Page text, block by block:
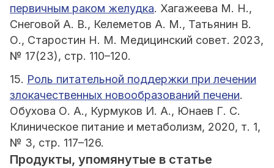
первичным раком желудка. Хагажеева М. Н.,
Снеговой А. В., Келеметов А. М., Татьянин В.
О., Старостин Н. М. Медицинский совет. 2023,
№ 17(23), стр. 110–120.
15. Роль питательной поддержки при лечении
злокачественных новообразований печени.
Обухова О. А., Курмуков И. А., Юнаев Г. С.
Клиническое питание и метаболизм, 2020, т. 1,
№ 3, стр. 117–126.
Продукты, упомянутые в статье